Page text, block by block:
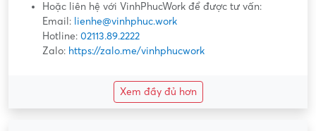
Hoặc liên hệ với VinhPhucWork để được tư vấn:
Email: lienhe@vinhphuc.work
Hotline: 02113.89.2222
Zalo: https://zalo.me/vinhphucwork
Xem đầy đủ hơn